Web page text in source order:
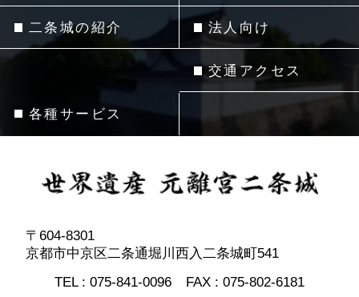
二条城の紹介
各種サービス
法人向け
交通アクセス
〒604-8301
京都市中京区二条通堀川西入二条城町541
TEL : 075-841-0096 FAX :075-802-6181